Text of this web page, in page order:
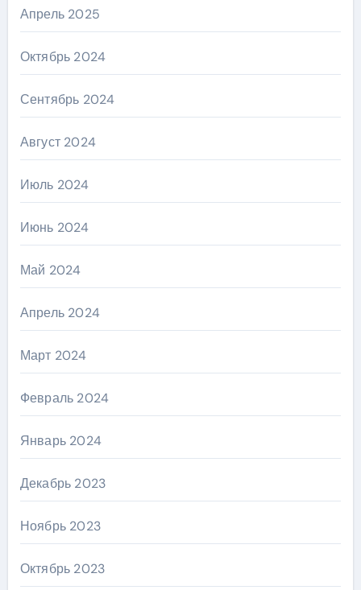
Апрель 2025
Октябрь 2024
Сентябрь 2024
Август 2024
Июль 2024
Июнь 2024
Май 2024
Апрель 2024
Март 2024
Февраль 2024
Январь 2024
Декабрь 2023
Ноябрь 2023
Октябрь 2023